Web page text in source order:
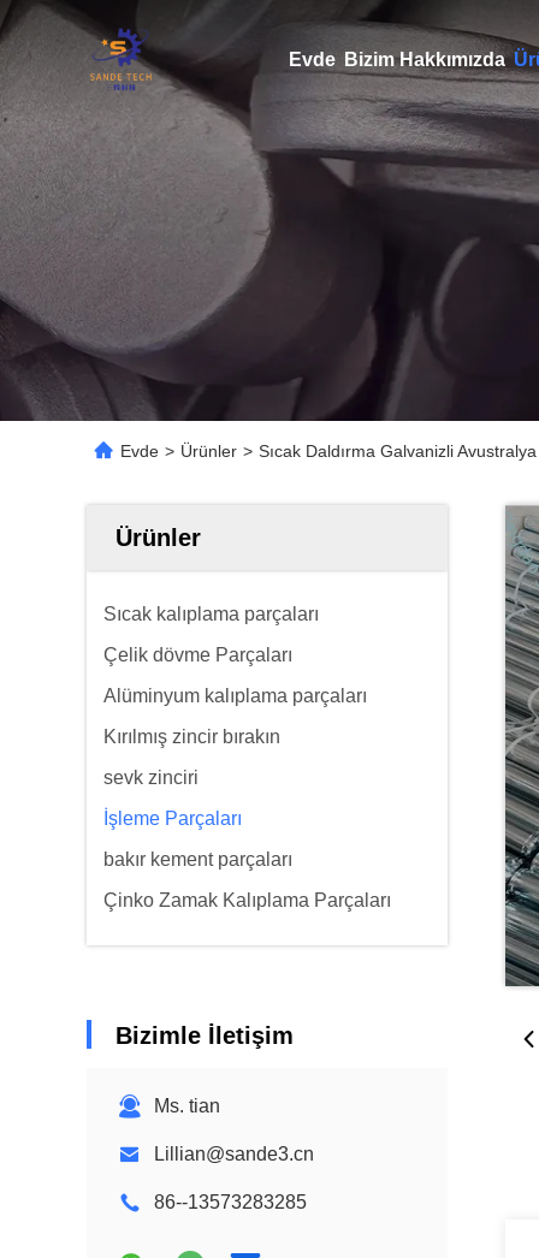
Evde Bizim Hakkımızda
Evde > Ürünler > Sıcak Daldırma Galvanizli
Ürünler
Sıcak kalıplama parçaları
Çelik dövme Parçaları
Alüminyum kalıplama parçaları
Kırılmış zincir bırakın
sevk zinciri
İşleme Parçaları
bakır kement parçaları
Çinko Zamak Kalıplama Parçaları
Bizimle İletişim
Ms. tian
Lillian@sande3.cn
86--13573283285